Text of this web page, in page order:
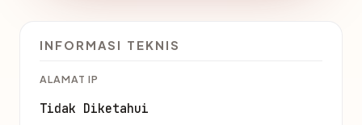
INFORMASI TEKNIS
ALAMAT IP
Tidak Diketahui